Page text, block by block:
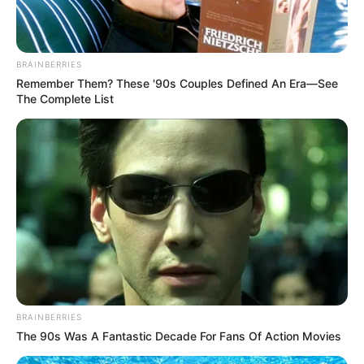
Hogyan reagált a zenekar?
BRAINBERRIES
Remember Them? These '90s Couples Defined An Era—See
The Complete List
BRAINBERRIES
The 90s Was A Fantastic Decade For Fans Of Action Movies